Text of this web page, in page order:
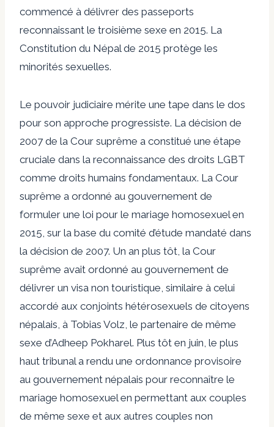
commencé à délivrer des passeports
reconnaissant le troisième sexe en 2015. La
Constitution du Népal de 2015 protège les
minorités sexuelles.
Le pouvoir judiciaire mérite une tape dans le dos
pour son approche progressiste. La décision de
2007 de la Cour suprême a constitué une étape
cruciale dans la reconnaissance des droits LGBT
comme droits humains fondamentaux. La Cour
suprême a ordonné au gouvernement de
formuler une loi pour le mariage homosexuel en
2015, sur la base du comité d’étude mandaté dans
la décision de 2007. Un an plus tôt, la Cour
suprême avait ordonné au gouvernement de
délivrer un visa non touristique, similaire à celui
accordé aux conjoints hétérosexuels de citoyens
népalais, à Tobias Volz, le partenaire de même
sexe d’Adheep Pokharel. Plus tôt en juin, le plus
haut tribunal a rendu une ordonnance provisoire
au gouvernement népalais pour reconnaître le
mariage homosexuel en permettant aux couples
de même sexe et aux autres couples non